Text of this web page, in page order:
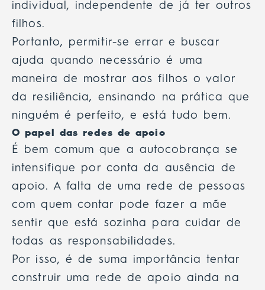
individual, independente de já ter outros
filhos.
Portanto, permitir-se errar e buscar
ajuda quando necessário é uma
maneira de mostrar aos filhos o valor
da resiliência, ensinando na prática que
ninguém é perfeito, e está tudo bem.
O papel das redes de apoio
É bem comum que a autocobrança se
intensifique por conta da ausência de
apoio. A falta de uma rede de pessoas
com quem contar pode fazer a mãe
sentir que está sozinha para cuidar de
todas as responsabilidades.
Por isso, é de suma importância tentar
construir uma rede de apoio ainda na